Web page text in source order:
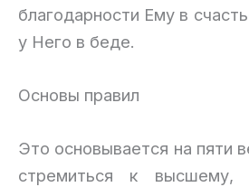
благодарности Ему в
у Него в беде.
Основы правил
Это основывается на пяти
стремиться к высшему,